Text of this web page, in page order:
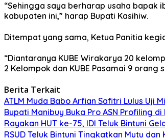
“Sehingga saya berharap usaha
kabupaten ini,” harap Bupati Kasihiw.
Ditempat yang sama, Ketua Panitia
“Diantaranya KUBE Wirakarya 20
2 Kelompok dan KUBE Pasamai 9 orang
Berita Terkait
ATLM Muda Babo Arfian Safitri Lulus Uji
Bupati Manibuy Buka Pro ASN Profiling di
Rayakan HUT ke-75, IDI Teluk Bintuni
RSUD Teluk Bintuni Tingkatkan Mutu